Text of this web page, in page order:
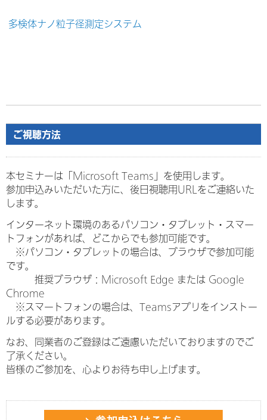
多検体ナノ粒子径測定システム
ご視聴方法
本セミナーは「Microsoft Teams」を使用します。
参加申込みいただいた方に、後日視聴用URLをご連絡いた
します。
インターネット環境のあるパソコン・タブレット・スマー
トフォンがあれば、どこからでも参加可能です。
※パソコン・タブレットの場合は、ブラウザで参加可能
です。
推奨ブラウザ：Microsoft Edge または Google
Chrome
※スマートフォンの場合は、Teamsアプリをインストー
ルする必要があります。
なお、同業者のご登録はご遠慮いただいておりますのでご
了承ください。
皆様のご参加を、心よりお待ち申し上げます。